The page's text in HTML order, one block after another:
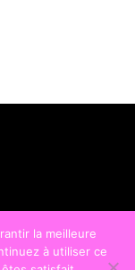
la meilleure
à utiliser ce